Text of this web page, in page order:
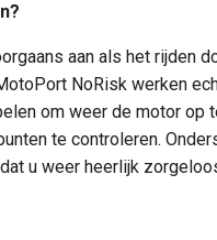
aan als het rijden
NoRisk werken
om weer de motor op
te controleren.
u weer heerlijk